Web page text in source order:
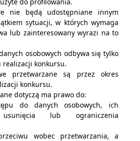
nie będą udostępniane innym
sytuacji, w których wymaga
lub zainteresowany wyrazi na to
osobowych odbywa się tylko
realizacji konkursu.
przetwarzane są przez okres
konkursu.
dotyczą ma prawo do:
do danych osobowych, ich
usunięcia lub ograniczenia
wobec przetwarzania, a